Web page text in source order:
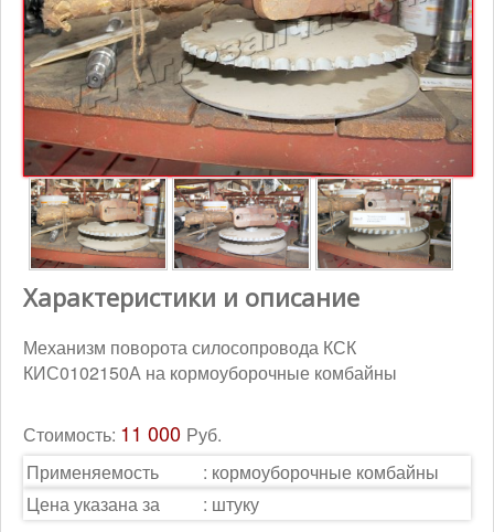
Контакты
Корзина
Характеристики и описание
Механизм поворота силосопровода КСК
КИС0102150А на кормоуборочные комбайны
Стоимость: 11 000 Руб.
Применяемость
: кормоуборочные комбайны
Цена указана за
: штуку